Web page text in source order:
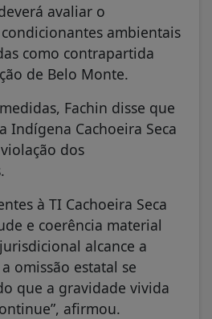
avaliar o
ambientais
como contrapartida
de Belo Monte.
Fachin disse que
Indígena Cachoeira Seca
dos
à TI Cachoeira Seca
e coerência material
alcance a
omissão estatal se
que a gravidade vivida
afirmou.